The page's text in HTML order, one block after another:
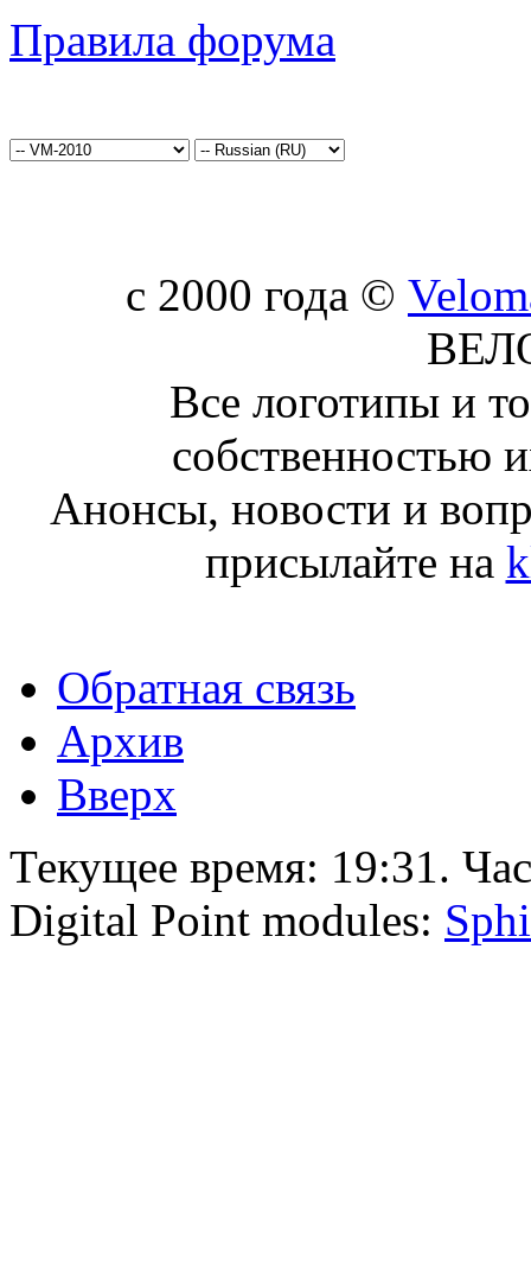
Правила форума
c 2000 года ©
Все логотипы и
собственностью
Анонсы, новости и
присылайте на
Обратная связь
Архив
Вверх
Текущее время: 19:31.
Digital Point modules: